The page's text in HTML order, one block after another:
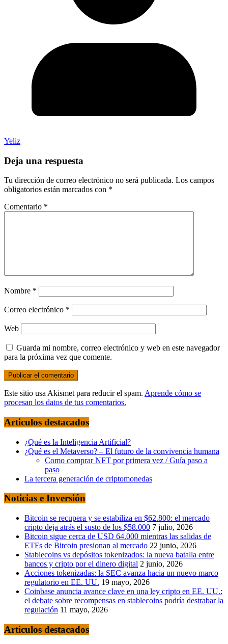
Yeliz
Deja una respuesta
Tu dirección de correo electrónico no será publicada. Los campos
obligatorios están marcados con *
Comentario *
Nombre *
Correo electrónico *
Web
Guarda mi nombre, correo electrónico y web en este navegador
para la próxima vez que comente.
Este sitio usa Akismet para reducir el spam. Aprende cómo se
procesan los datos de tus comentarios.
Articulos destacados
¿Qué es la Inteligencia Artificial?
¿Qué es el Metaverso? – El futuro de la convivencia humana
Como comprar NFT por primera vez / Guía paso a
paso
La tercera generación de criptomonedas
Noticias e Inversión
Bitcoin se recupera y se estabiliza en $62.800: el mercado
cripto deja atrás el susto de los $58.000 7 julio, 2026
Bitcoin sigue cerca de USD 64.000 mientras las salidas de
ETFs de Bitcoin presionan al mercado 22 junio, 2026
Stablecoins vs depósitos tokenizados: la nueva batalla entre
bancos y cripto por el dinero digital 2 junio, 2026
Acciones tokenizadas: la SEC avanza hacia un nuevo marco
regulatorio en EE. UU. 19 mayo, 2026
Coinbase anuncia avance clave en una ley cripto en EE. UU.:
el debate sobre recompensas en stablecoins podría destrabar la
regulación 11 mayo, 2026
Articulos destacados